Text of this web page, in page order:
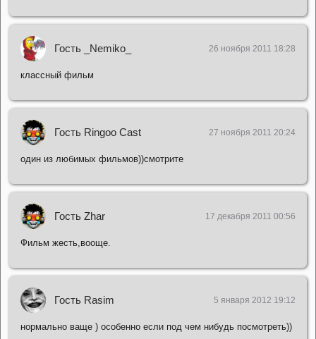
Гость _Nemiko_ 26 ноября 2011 18:28
классный фильм
Гость Ringoo Cast 27 ноября 2011 20:24
один из любимых фильмов))смотрите
Гость Zhar 17 декабря 2011 00:56
Фильм жесть,вооще.
Гость Rasim 5 января 2012 19:12
нормально ваще ) особенно если под чем нибудь посмотреть))